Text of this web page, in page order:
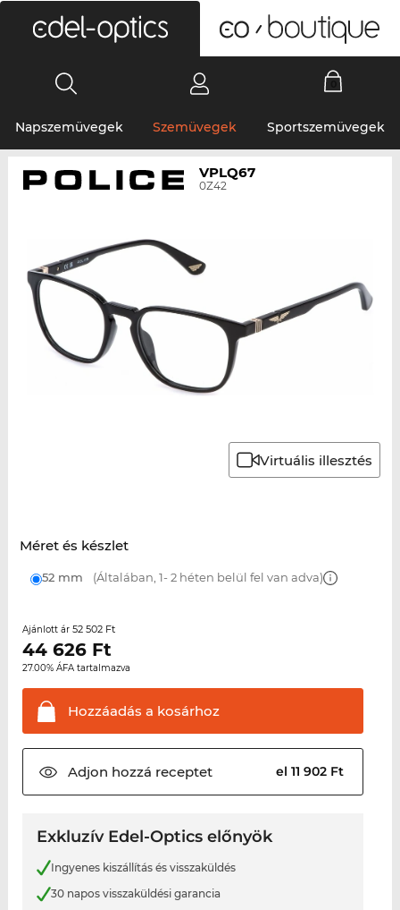
Napszemüvegek Szemüvegek Sportszemüvegek
VPLQ67
0Z42
Virtuális illesztés
Méret és készlet
52 mm (Általában, 1- 2 héten belül fel van adva)
Ajánlott ár 52 502 Ft
44 626Ft
27.00% ÁFA tartalmazva
Hozzáadás a kosárhoz
Adjon hozzá receptet el 11 902 Ft
Exkluzív Edel-Optics előnyök
Ingyenes kiszállítás és visszaküldés
30 napos visszaküldési garancia